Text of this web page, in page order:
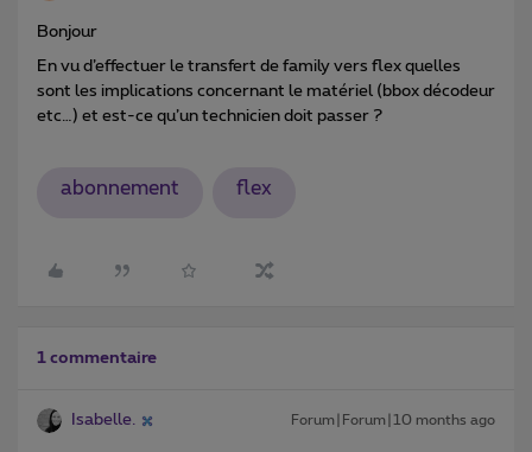
Bonjour
En vu d’effectuer le transfert de family vers flex quelles
sont les implications concernant le matériel (bbox décodeur
etc…) et est-ce qu’un technicien doit passer ?
abonnement flex
1 commentaire
Isabelle. Forum|Forum|10 months ago